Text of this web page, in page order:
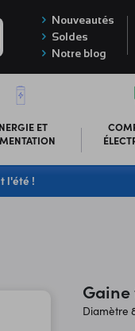
Nouveautés
Soldes
Notre blog
ET
l'été !
Diamètre